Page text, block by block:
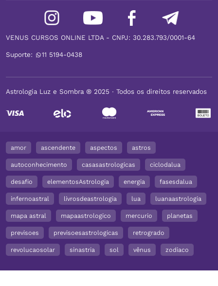
VENUS CURSOS ONLINE LTDA - CNPJ: 30.283.793/0001-64
Suporte: 11 5194-0438
Astrologia Luz e Sombra ® 2025 ∙ Todos os direitos reservados
amor ascendente aspectos astros
autoconhecimento casasastrologicas ciclodalua
desafio elementosAstrologia energia fasesdalua
infernoastral livrosdeastrologia lua luanaastrologia
mapa astral mapaastrologico mercurio planetas
previsoes previsoesastrologicas retrogrado
revolucaosolar sinastria sol vênus zodiaco